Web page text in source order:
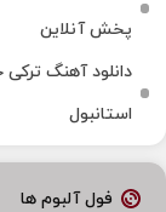
پخش آنلاین
دانلود آهنگ
استانبول
فول آلبوم ها